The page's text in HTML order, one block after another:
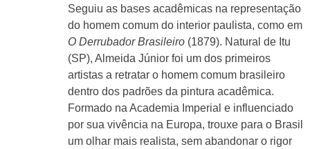
Seguiu as bases acadêmicas na representação
do homem comum do interior paulista, como em
O Derrubador Brasileiro (1879). Natural de Itu
(SP), Almeida Júnior foi um dos primeiros
artistas a retratar o homem comum brasileiro
dentro dos padrões da pintura acadêmica.
Formado na Academia Imperial e influenciado
por sua vivência na Europa, trouxe para o Brasil
um olhar mais realista, sem abandonar o rigor